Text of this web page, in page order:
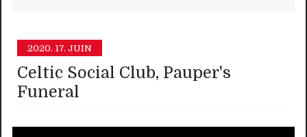
2020. 17. JUIN
Celtic Social Club, Pauper's
Funeral